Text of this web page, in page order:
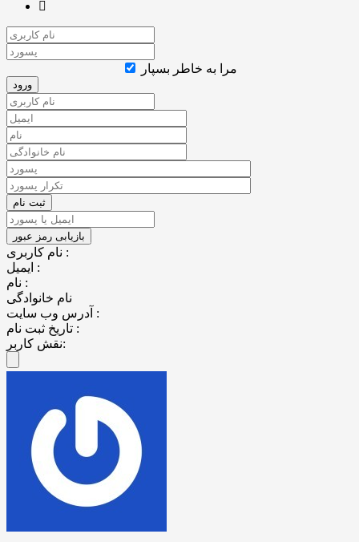
مرا به خاطر بسپار
نام کاربری :
ایمیل :
نام :
نام خانوادگی
آدرس وب سایت :
تاریخ ثبت نام :
نقش کاربر: